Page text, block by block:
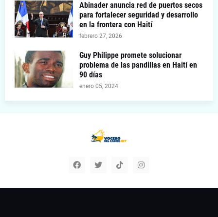
Abinader anuncia red de puertos secos
para fortalecer seguridad y desarrollo
en la frontera con Haití
febrero 27, 2026
Guy Philippe promete solucionar
problema de las pandillas en Haití en
90 días
enero 05, 2024